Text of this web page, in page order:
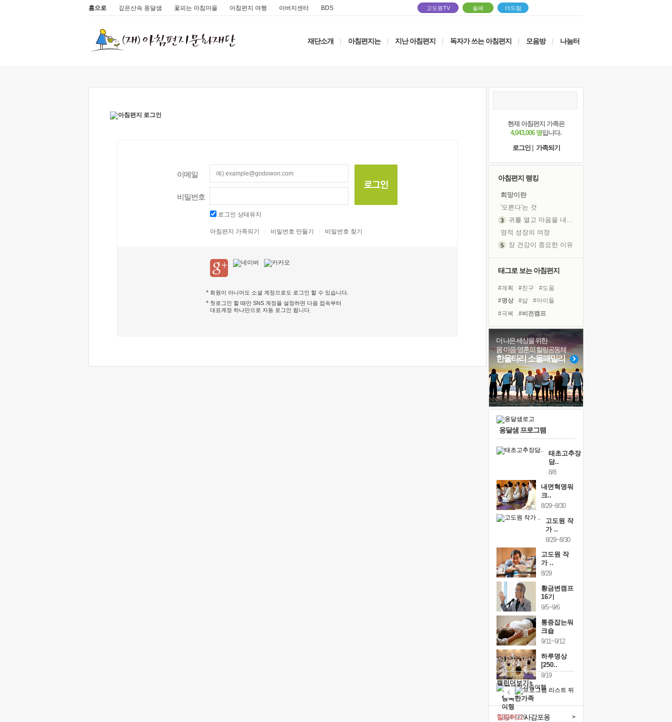
홈으로 깊은산속 옹달샘 꽃피는 아침마을 아침편지 여행 아버지센터 BDS 고도원TV 솔패 더드림
재단소개 아침편지는 지난 아침편지 독자가 쓰는 아침편지 모음방 나눔터
이메일
비밀번호
로그인 상태유지
아침편지 가족되기 비밀번호 만들기 비밀번호 찾기
회원이 아니어도 소셜 계정으로도 로그인 할 수 있습니다.
첫로그인 할 때만 SNS 계정을 설정하면 다음 접속부터
대표계정 하나만으로 자동 로그인 됩니다
현재 아침편지 가족은
4,043,006 명입니다.
로그인
가족되기
아침편지 랭킹
희망이란
'모른다'는 것
귀를 열고 마음을 내어주고
영적 성장의 여정
장 건강이 중요한 이유
꿈이 실제가 되는 것
'말 타는 법'을 먼저
졸업식 사진을 보며
아픈 아버지를 위한 공간 설계
극심한 변비, 어깨결림, 수면 장애
보고 싶은 어머니
유년 시절의 부산 영도 바다
못된 꼰대들
거울 속의 나
태그로 보는 아침편지
#계획 #친구
#도움
#명상
#삶
#아이들
#극복
#비전캠프
#유튜브
#다짐
#독서
#나눔
#선택
#면역력
#사람
#바이러스
#리더
#독서캠프
#힐링
#위기
#경험
#희망
더 나은 세상을 위한
몸·마음·영혼의 힐링공동체
한울타리 소울패밀리
옹달샘 프로그램
태초고추장
담..
8/8
내면혁명워
크..
8/29~8/30
고도원 작
가 ..
8/29~8/30
고도원 작
가 ..
8/29
황금변캠프
16기
9/5~9/6
통증잡는워
크숍
9/11~9/12
하루명상
[250..
9/19
행복한가족
여행
9/24~9/26
캘린더보기+
힐링허그사감포옹 >